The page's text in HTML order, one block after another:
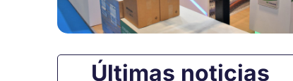
Últimas noticias